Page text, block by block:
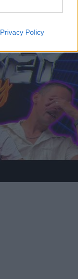
Privacy Policy